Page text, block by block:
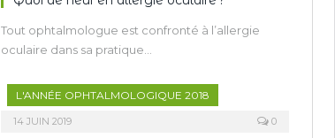
Tout ophtalmologue est confronté à l’allergie
oculaire dans sa pratique…
L'ANNÉE OPHTALMOLOGIQUE 2018
14 JUIN 2019 0